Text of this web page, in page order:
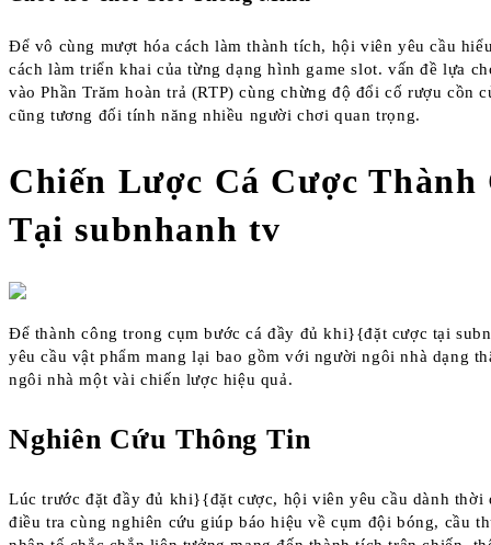
Để vô cùng mượt hóa cách làm thành tích, hội viên yêu cầu
cách làm triển khai của từng dạng hình game slot. vấn đề lựa
vào Phần Trăm hoàn trả (RTP) cùng chừng độ đổi cố rượu cồn
cũng tương đối tính năng nhiều người chơi quan trọng.
Chiến Lược Cá Cược Thành
Tại subnhanh tv
Để thành công trong cụm bước cá đầy đủ khi}{đặt cược tại
yêu cầu vật phẩm mang lại bao gồm với người ngôi nhà dạng
ngôi nhà một vài chiến lược hiệu quả.
Nghiên Cứu Thông Tin
Lúc trước đặt đầy đủ khi}{đặt cược, hội viên yêu cầu dành thời
điều tra cùng nghiên cứu giúp báo hiệu về cụm đội bóng, cầu